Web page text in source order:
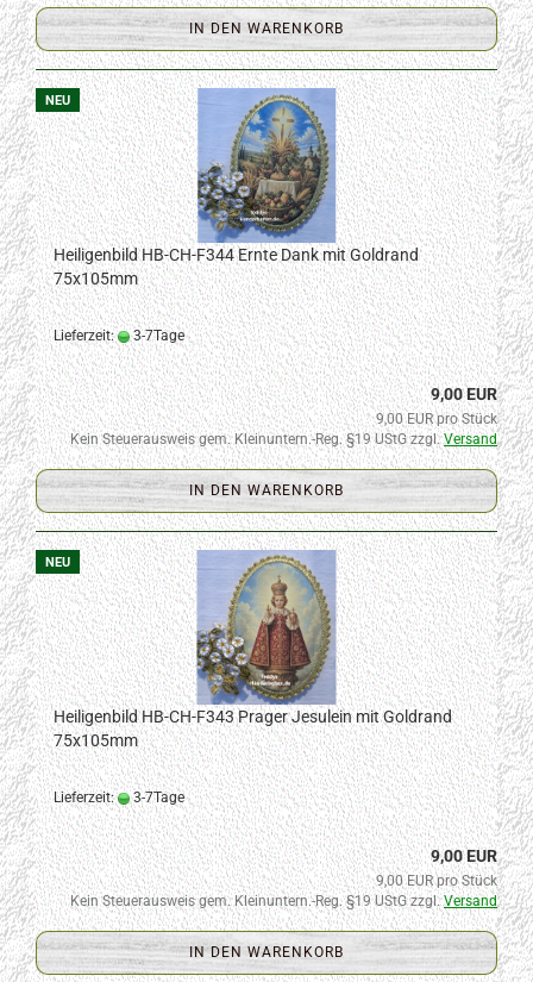
IN DEN WARENKORB
NEU
Heiligenbild HB-CH-F344 Ernte Dank mit Goldrand
75x105mm
Lieferzeit: 3-7Tage
9,00 EUR
9,00 EUR pro Stück
Kein Steuerausweis gem. Kleinuntern.-Reg. §19 UStG zzgl.Versand
IN DEN WARENKORB
NEU
Heiligenbild HB-CH-F343 Prager Jesulein mit Goldrand
75x105mm
Lieferzeit: 3-7Tage
9,00 EUR
9,00 EUR pro Stück
Kein Steuerausweis gem. Kleinuntern.-Reg. §19 UStG zzgl.Versand
IN DEN WARENKORB